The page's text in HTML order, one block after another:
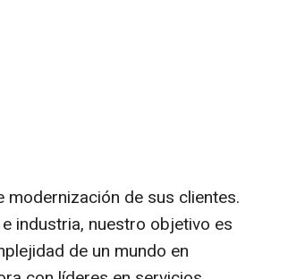
modernización de sus clientes.
industria, nuestro objetivo es
de un mundo en